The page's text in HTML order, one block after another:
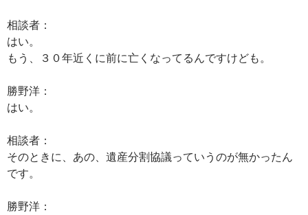
相談者：
はい。
もう、３０年近くに前に亡くなってるんですけども。
勝野洋：
はい。
相談者：
そのときに、あの、遺産分割協議っていうのが無かったん
です。
勝野洋：